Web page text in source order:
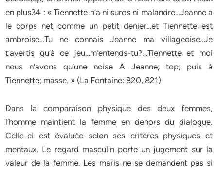
en plus34 : « Tiennette n’a ni suros ni malandre…Jeanne a
le corps net comme un petit denier…et Tiennette est
ambroise…Tu ne connais Jeanne ma villageoise..Je
t’avertis qu’à ce jeu…m’entends-tu?…Tiennette et moi
nous n’avons qu’une noise A Jeanne; top; puis à
Tiennette; masse. » (La Fontaine: 820, 821)
Dans la comparaison physique des deux femmes,
l’homme maintient la femme en dehors du dialogue.
Celle-ci est évaluée selon ses critères physiques et
mentaux. Le regard masculin porte un jugement sur la
valeur de la femme. Les maris ne se demandent pas si